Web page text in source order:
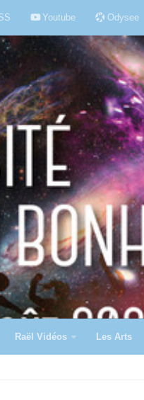
Youtube Odysee
Raël Vidéos Les Arts